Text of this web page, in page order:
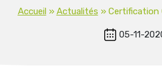
Accueil» Actualités » Certification
05-11-